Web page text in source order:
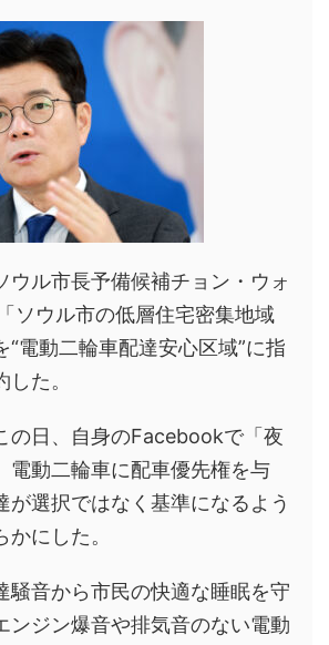
ウル市長予備候補チョン・ウォ
ソウル市の低層住宅密集地域
“電動二輪車配達安心区域”に指
た。
の日、自身のFacebookで「夜
電動二輪車に配車優先権を与
が選択ではなく基準になるよう
にした。
騒音から市民の快適な睡眠を守
ンジン爆音や排気音のない電動